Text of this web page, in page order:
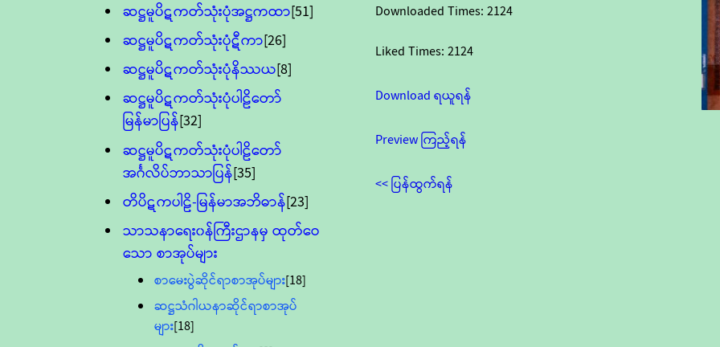
ဆဋ္ဌမူပိဋကတ်သုံးပုံအဋ္ဌကထာ[51]
ဆဋ္ဌမူပိဋကတ်သုံးပုံဋီကာ[26]
ဆဋ္ဌမူပိဋကတ်သုံးပုံနိဿယ[8]
ဆဋ္ဌမူပိဋကတ်သုံးပုံပါဠိတော်
မြန်မာပြန်[32]
ဆဋ္ဌမူပိဋကတ်သုံးပုံပါဠိတော်
အင်္ဂလိပ်ဘာသာပြန်[35]
တိပိဋကပါဠိ-မြန်မာအဘိဓာန်[23]
သာသနာရေး၀န်ကြီးဌာနမှ ထုတ်ဝေ
သော စာအုပ်များ
စာမေးပွဲဆိုင်ရာစာအုပ်များ[18]
ဆဋ္ဌသံဂါယနာဆိုင်ရာစာအုပ်
များ[18]
Downloaded Times: 2124
Liked Times: 2124
Download ရယူရန်
Preview ကြည့်ရန်
<< ပြန်ထွက်ရန်